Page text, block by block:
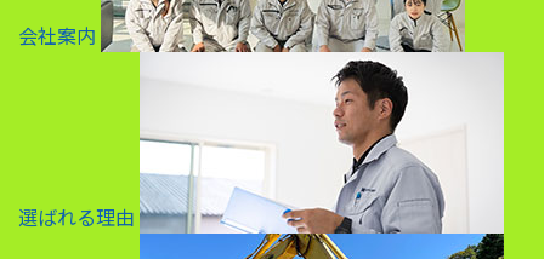
会社案内
選ばれる理由